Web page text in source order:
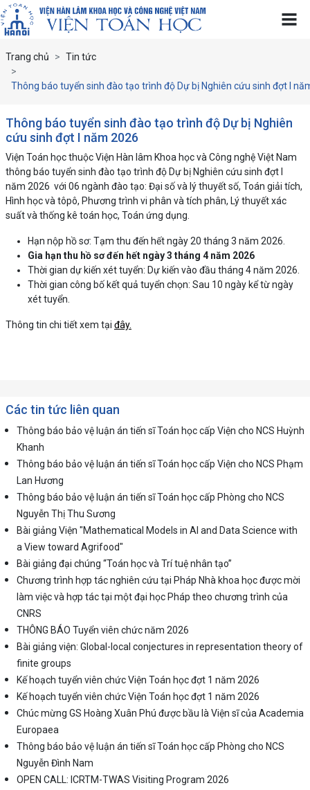
Trang chủ Tin tức
Thông báo tuyển sinh đào tạo trình độ Dự bị Nghiên cứu sinh đợt I
Thông báo tuyển sinh đào tạo trình độ Dự bị Nghiên
cứu sinh đợt I năm 2026
Viện Toán học thuộc Viện Hàn lâm Khoa học và Công nghệ Việt Nam
thông báo tuyển sinh đào tạo trình độ Dự bị Nghiên cứu sinh đợt I
năm 2026 với 06 ngành đào tạo: Đại số và lý thuyết số, Toán giải tích,
Hình học và tôpô, Phương trình vi phân và tích phân, Lý thuyết xác
suất và thống kê toán học, Toán ứng dụng.
Hạn nộp hồ sơ: Tạm thu đến hết ngày 20 tháng 3 năm 2026.
Gia hạn thu hồ sơ đến hết ngày 3 tháng 4 năm 2026
Thời gian dự kiến xét tuyển: Dự kiến vào đầu tháng 4 năm 2026.
Thời gian công bố kết quả tuyển chọn: Sau 10 ngày kể từ ngày
xét tuyển.
Thông tin chi tiết xem tại đây.
Các tin tức liên quan
Thông báo bảo vệ luận án tiến sĩ Toán học cấp Viện cho NCS Huỳnh
Khanh
Thông báo bảo vệ luận án tiến sĩ Toán học cấp Viện cho NCS Phạm
Lan Hương
Thông báo bảo vệ luận án tiến sĩ Toán học cấp Phòng cho NCS
Nguyễn Thị Thu Sương
Bài giảng Viện "Mathematical Models in AI and Data Science with
a View toward Agrifood"
Bài giảng đại chúng “Toán học và Trí tuệ nhân tạo”
Chương trình hợp tác nghiên cứu tại Pháp Nhà khoa học được mời
làm việc và hợp tác tại một đại học Pháp theo chương trình của
CNRS
THÔNG BÁO Tuyển viên chức năm 2026
Bài giảng viện: Global-local conjectures in representation theory of
finite groups
Kế hoạch tuyển viên chức Viện Toán học đợt 1 năm 2026
Kế hoạch tuyển viên chức Viện Toán học đợt 1 năm 2026
Chúc mừng GS Hoàng Xuân Phú được bầu là Viện sĩ của Academia
Europaea
Thông báo bảo vệ luận án tiến sĩ Toán học cấp Phòng cho NCS
Nguyễn Đình Nam
OPEN CALL: ICRTM-TWAS Visiting Program 2026